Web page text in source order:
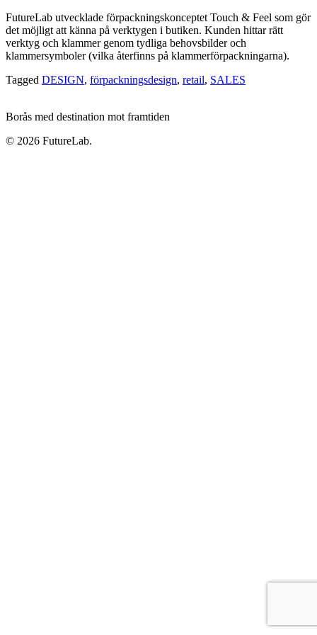
FutureLab utvecklade förpackningskonceptet Touch & Feel som gör
det möjligt att känna på verktygen i butiken. Kunden hittar rätt
verktyg och klammer genom tydliga behovsbilder och
klammersymboler (vilka återfinns på klammerförpackningarna).
Tagged DESIGN, förpackningsdesign, retail, SALES
Borås med destination mot framtiden
© 2026 FutureLab.